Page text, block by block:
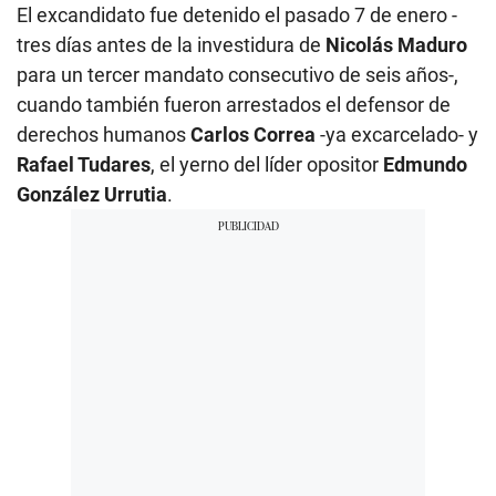
El excandidato fue detenido el pasado 7 de enero -
tres días antes de la investidura de Nicolás Maduro
para un tercer mandato consecutivo de seis años-,
cuando también fueron arrestados el defensor de
derechos humanosCarlos Correa -ya excarcelado- y
Rafael Tudares, el yerno del líder opositor Edmundo
González Urrutia.